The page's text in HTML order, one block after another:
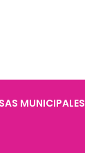
MUNICIPALES